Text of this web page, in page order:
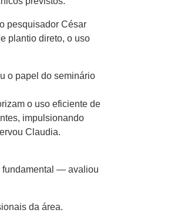
pesquisador César
plantio direto, o uso
o papel do seminário
o uso eficiente de
impulsionando
Claudia.
fundamental — avaliou
da área.